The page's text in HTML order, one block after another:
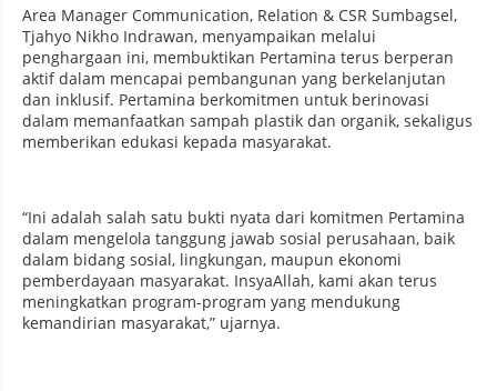
Area Manager Communication, Relation & CSR Sumbagsel,
Tjahyo Nikho Indrawan, menyampaikan melalui
penghargaan ini, membuktikan Pertamina terus berperan
aktif dalam mencapai pembangunan yang berkelanjutan
dan inklusif. Pertamina berkomitmen untuk berinovasi
dalam memanfaatkan sampah plastik dan organik, sekaligus
memberikan edukasi kepada masyarakat.
“Ini adalah salah satu bukti nyata dari komitmen Pertamina
dalam mengelola tanggung jawab sosial perusahaan, baik
dalam bidang sosial, lingkungan, maupun ekonomi
pemberdayaan masyarakat. InsyaAllah, kami akan terus
meningkatkan program-program yang mendukung
kemandirian masyarakat,” ujarnya.